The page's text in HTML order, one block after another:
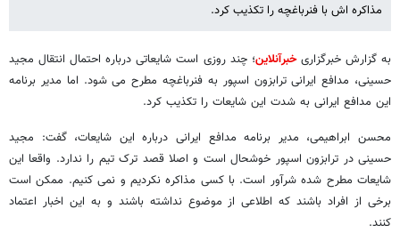
مذاکره اش با فنرباغچه را تکذیب کرد.
به گزارش خبرگزاریخبرآنلاین؛ چند روزی است شایعاتی درباره احتمال انتقال مجید
حسینی، مدافع ایرانی ترابزون اسپور به فنرباغچه مطرح می شود. اما مدیر برنامه
این مدافع ایرانی به شدت این شایعات را تکذیب کرد.
محسن ابراهیمی، مدیر برنامه مدافع ایرانی درباره این شایعات، گفت: مجید
حسینی در ترابزون اسپور خوشحال است و اصلا قصد ترک تیم را ندارد. واقعا این
شایعات مطرح شده شرآور است. با کسی مذاکره نکردیم و نمی کنیم. ممکن است
برخی از افراد باشند که اطلاعی از موضوع نداشته باشند و به این اخبار اعتماد
کنند.